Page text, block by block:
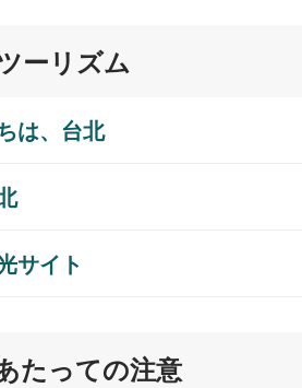
ーリズム
は、台北
サイト
たっての注意